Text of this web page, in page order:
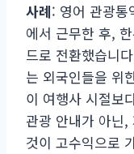
사례: 영어 관광통
에서 근무한 후,
드로 전환했습니
는 외국인들을 위
이 여행사 시절보
관광 안내가 아닌
것이 고수익으로